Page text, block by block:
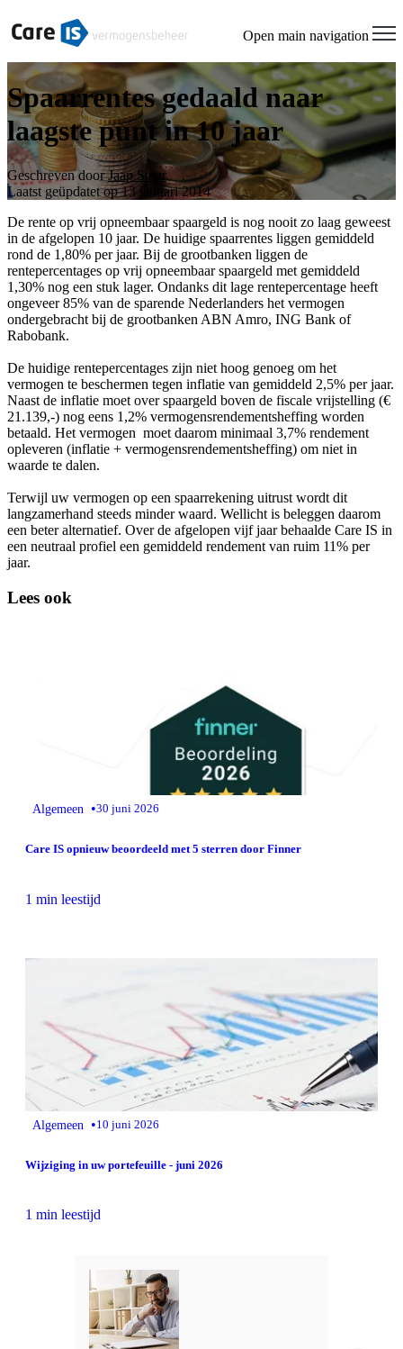
Open main navigation
Spaarrentes gedaald naar
laagste punt in 10 jaar
Geschreven doorJaap Steur
Laatst geüpdatet op 13 januari 2014
De rente op vrij opneembaar spaargeld is nog nooit zo laag geweest
in de afgelopen 10 jaar. De huidige spaarrentes liggen gemiddeld
rond de 1,80% per jaar. Bij de grootbanken liggen de
rentepercentages op vrij opneembaar spaargeld met gemiddeld
1,30% nog een stuk lager. Ondanks dit lage rentepercentage heeft
ongeveer 85% van de sparende Nederlanders het vermogen
ondergebracht bij de grootbanken ABN Amro, ING Bank of
Rabobank.
De huidige rentepercentages zijn niet hoog genoeg om het
vermogen te beschermen tegen inflatie van gemiddeld 2,5% per jaar.
Naast de inflatie moet over spaargeld boven de fiscale vrijstelling (€
21.139,-) nog eens 1,2% vermogensrendementsheffing worden
betaald. Het vermogen moet daarom minimaal 3,7% rendement
opleveren (inflatie + vermogensrendementsheffing) om niet in
waarde te dalen.
Terwijl uw vermogen op een spaarrekening uitrust wordt dit
langzamerhand steeds minder waard. Wellicht is beleggen daarom
een beter alternatief. Over de afgelopen vijf jaar behaalde Care IS in
een neutraal profiel een gemiddeld rendement van ruim 11% per
jaar.
Lees ook
Algemeen •30 juni 2026
Care IS opnieuw beoordeeld met 5 sterren door Finner
1 min leestijd
Algemeen •10 juni 2026
Wijziging in uw portefeuille - juni 2026
1 min leestijd